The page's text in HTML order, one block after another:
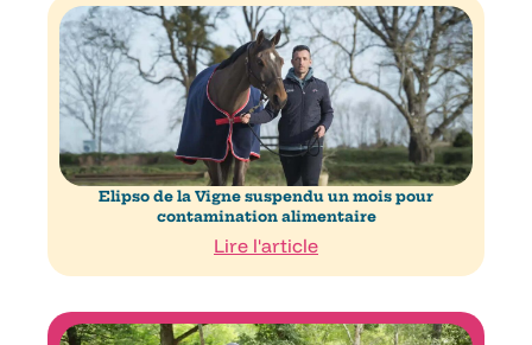
Elipso de la Vigne suspendu un mois pour
contamination alimentaire
Lire l'article